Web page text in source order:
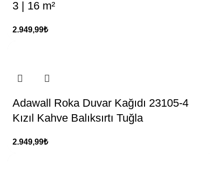
3 | 16 m²
2.949,99₺
Adawall Roka Duvar Kağıdı 23105-4
Kızıl Kahve Balıksırtı Tuğla
2.949,99₺